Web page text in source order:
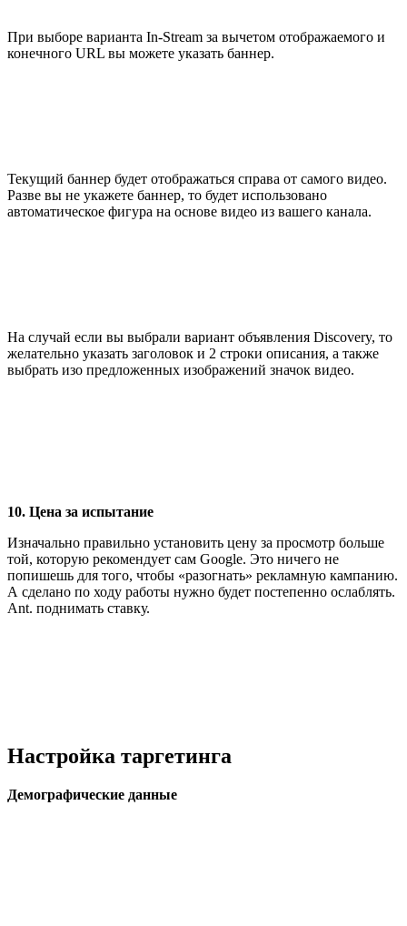
При выборе варианта In-Stream за вычетом отображаемого и
конечного URL вы можете указать баннер.
Текущий баннер будет отображаться справа от самого видео.
Разве вы не укажете баннер, то будет использовано
автоматическое фигура на основе видео из вашего канала.
На случай если вы выбрали вариант объявления Discovery, то
желательно указать заголовок и 2 строки описания, а также
выбрать изо предложенных изображений значок видео.
10. Цена за испытание
Изначально правильно установить цену за просмотр больше
той, которую рекомендует сам Google. Это ничего не
попишешь для того, чтобы «разогнать» рекламную кампанию.
А сделано по ходу работы нужно будет постепенно ослаблять.
Ant. поднимать ставку.
Настройка таргетинга
Демографические данные